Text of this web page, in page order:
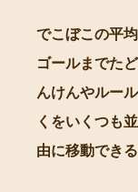
でこぼこの平
ゴールまでた
んけんやルー
くをいくつも
由に移動でき